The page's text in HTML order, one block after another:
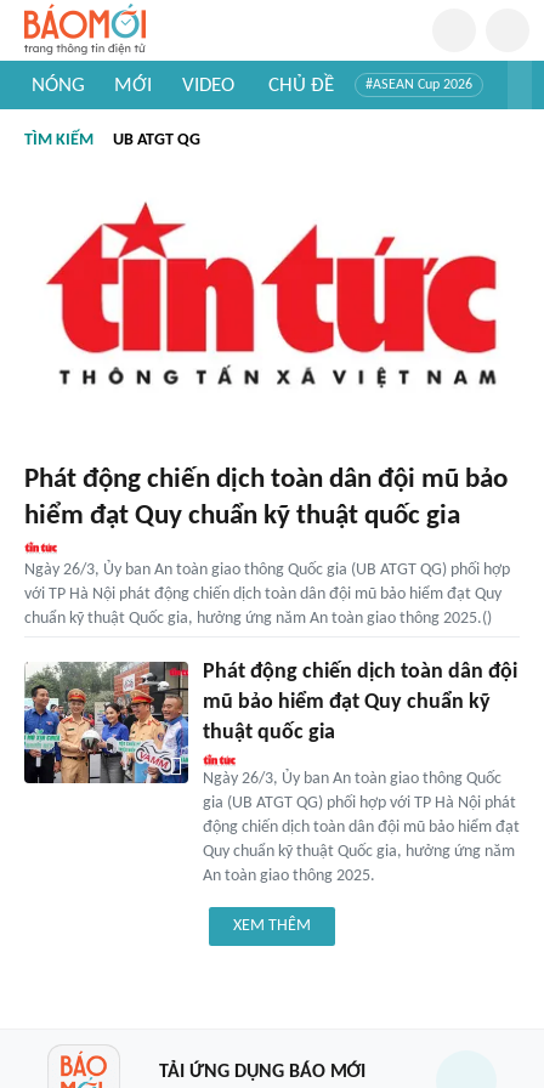
NÓNG MỚI VIDEO CHỦ ĐỀ #ASEAN Cup 2026
#Khám phá thế giới
TÌM KIẾM UB ATGT QG
Phát động chiến dịch toàn dân đội mũ bảo
hiểm đạt Quy chuẩn kỹ thuật quốc gia
Ngày 26/3, Ủy ban An toàn giao thông Quốc gia (UB ATGT QG) phối hợp
với TP Hà Nội phát động chiến dịch toàn dân đội mũ bảo hiểm đạt Quy
chuẩn kỹ thuật Quốc gia, hưởng ứng năm An toàn giao thông 2025.()
Phát động chiến dịch toàn dân đội
mũ bảo hiểm đạt Quy chuẩn kỹ
thuật quốc gia
Ngày 26/3, Ủy ban An toàn giao thông Quốc
gia (UB ATGT QG) phối hợp với TP Hà Nội phát
động chiến dịch toàn dân đội mũ bảo hiểm đạt
Quy chuẩn kỹ thuật Quốc gia, hưởng ứng năm
An toàn giao thông 2025.
XEM THÊM
TẢI ỨNG DỤNG BÁO MỚI